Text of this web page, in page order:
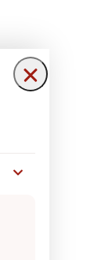
Navigationsmenü